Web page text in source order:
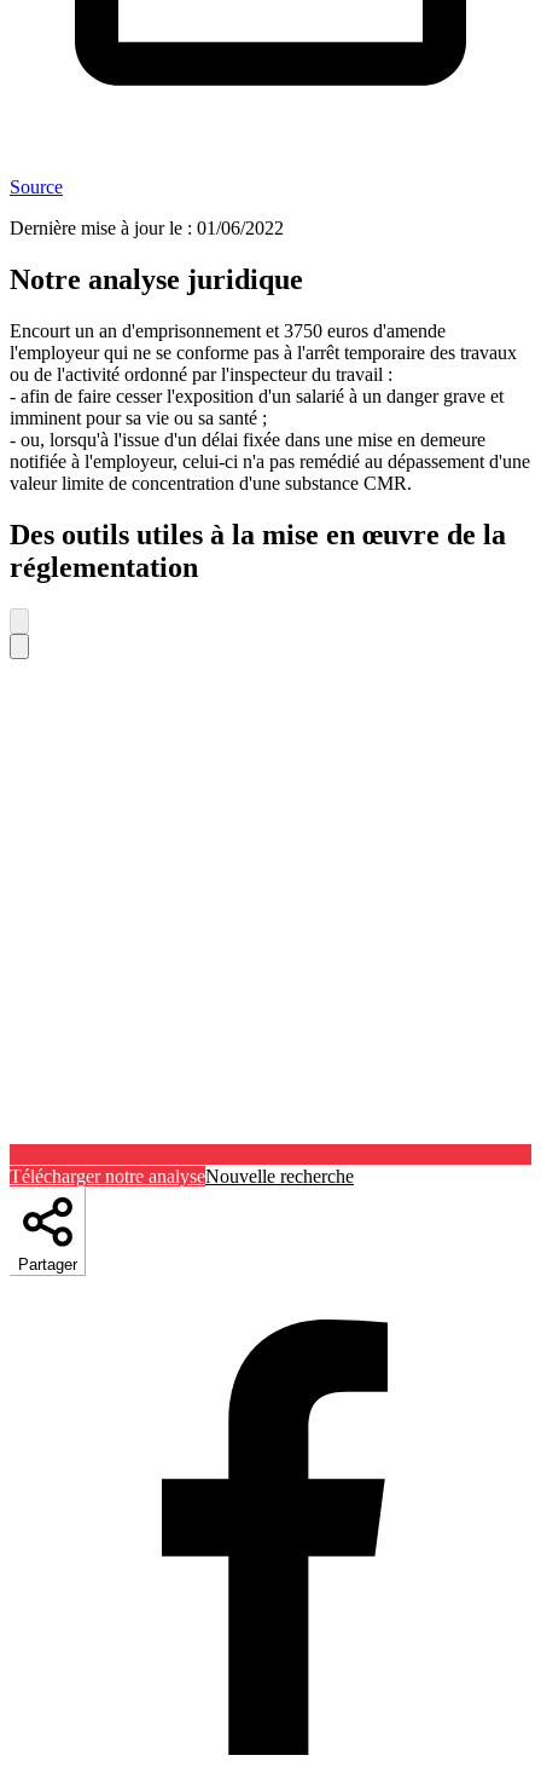
Source
Dernière mise à jour le : 01/06/2022
Notre analyse juridique
Encourt un an d'emprisonnement et 3750 euros d'amende
l'employeur qui ne se conforme pas à l'arrêt temporaire des travaux
ou de l'activité ordonné par l'inspecteur du travail :
- afin de faire cesser l'exposition d'un salarié à un danger grave et
imminent pour sa vie ou sa santé ;
- ou, lorsqu'à l'issue d'un délai fixée dans une mise en demeure
notifiée à l'employeur, celui-ci n'a pas remédié au dépassement d'une
valeur limite de concentration d'une substance CMR.
Des outils utiles à la mise en œuvre de la
réglementation
Télécharger notre analyseNouvelle recherche
Partager